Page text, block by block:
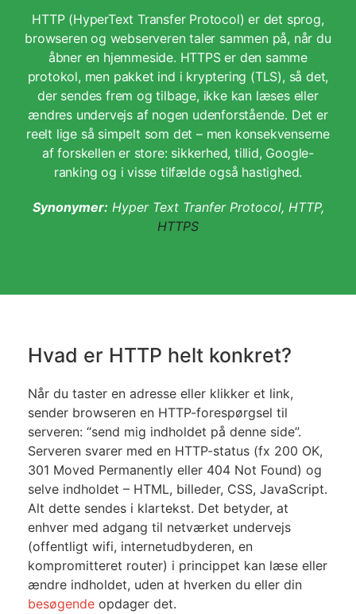
HTTP (HyperText Transfer Protocol) er det sprog,
browseren og webserveren taler sammen på, når du
åbner en hjemmeside. HTTPS er den samme
protokol, men pakket ind i kryptering (TLS), så det,
der sendes frem og tilbage, ikke kan læses eller
ændres undervejs af nogen udenforstående. Det er
reelt lige så simpelt som det – men konsekvenserne
af forskellen er store: sikkerhed, tillid, Google-
ranking og i visse tilfælde også hastighed.
Synonymer: Hyper Text Tranfer Protocol, HTTP,
HTTPS
Hvad er HTTP helt konkret?
Når du taster en adresse eller klikker et link,
sender browseren en HTTP-forespørgsel til
serveren: “send mig indholdet på denne side”.
Serveren svarer med en HTTP-status (fx 200 OK,
301 Moved Permanently eller 404 Not Found) og
selve indholdet – HTML, billeder, CSS, JavaScript.
Alt dette sendes i klartekst. Det betyder, at
enhver med adgang til netværket undervejs
(offentligt wifi, internetudbyderen, en
kompromitteret router) i princippet kan læse eller
ændre indholdet, uden at hverken du eller din
besøgende opdager det.